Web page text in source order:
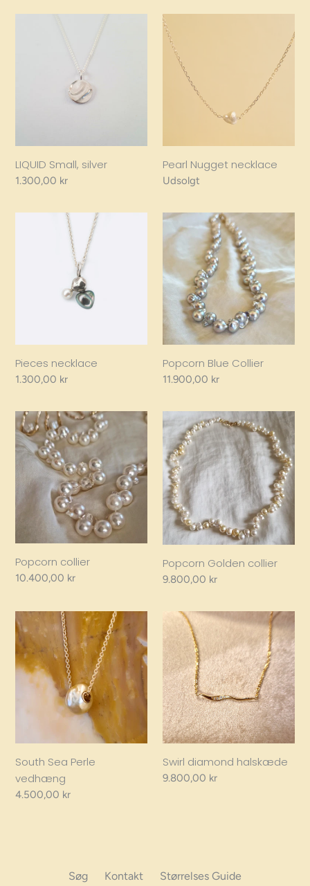
LIQUID Small, silver
Regular
1.300,00 kr
Pearl
Nugget
necklace
Pearl Nugget necklace
Regular
Udsolgt
Pieces necklace
Regular
1.300,00 kr
Popcorn
Blue
Popcorn Blue Collier
Regular
11.900,00 kr
Popcorn
collier
Popcorn collier
Regular
10.400,00 kr
Popcorn
Golden
collier
Popcorn Golden collier
Regular
9.800,00 kr
South
Sea
Perle
vedhæng
South Sea Perle
vedhæng
Regular
4.500,00 kr
Swirl
diamond
halskæde
Swirl diamond halskæde
Regular
9.800,00 kr
Søg Kontakt Størrelses Guide